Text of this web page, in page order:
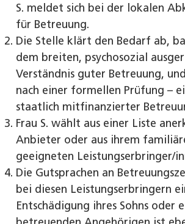
S. meldet sich bei der lokalen
für Betreuung.
Die Stelle klärt den Bedarf ab,
dem breiten, psychosozial
Verständnis guter Betreuung,
nach einer formellen Prüfung –
staatlich mitfinanzierter
Frau S. wählt aus einer Liste
Anbieter oder aus ihrem
geeigneten Leistungserbringer/
Die Gutsprachen an
bei diesen Leistungserbringern
Entschädigung ihres Sohns oder